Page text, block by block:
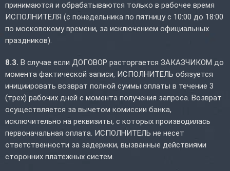
принимаются и обрабатываются только в рабочее время
ИСПОЛНИТЕЛЯ (с понедельника по пятницу с 10:00 до 18:00
по московскому времени, за исключением официальных
праздников).
8.3. В случае если ДОГОВОР расторгается ЗАКАЗЧИКОМ до
момента фактической записи, ИСПОЛНИТЕЛЬ обязуется
инициировать возврат полной суммы оплаты в течение 3
(трех) рабочих дней с момента получения запроса. Возврат
осуществляется за вычетом комиссии банка,
исключительно на реквизиты, с которых производилась
первоначальная оплата. ИСПОЛНИТЕЛЬ не несет
ответственности за задержки, вызванные действиями
сторонних платежных систем.